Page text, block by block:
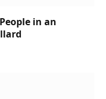
in an